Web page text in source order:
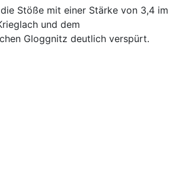
Stöße mit einer Stärke von 3,4 im
und dem
Gloggnitz deutlich verspürt.